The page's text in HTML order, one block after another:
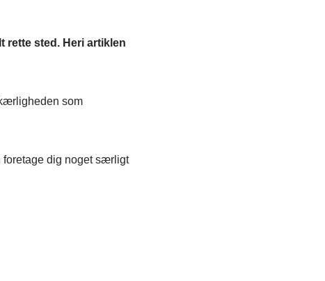
rette sted. Heri artiklen
som
foretage dig noget særligt